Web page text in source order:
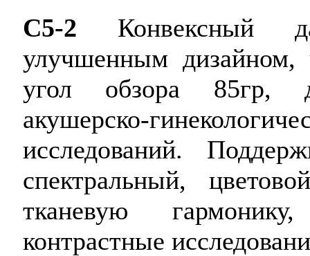
C5-2 Конвексный
улучшенным
угол обзора 85гр,
акушерско-
исследований.
спектральный,
тканевую
контрастные